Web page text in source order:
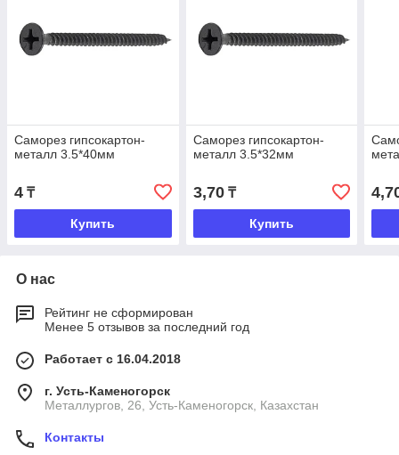
Саморез гипсокартон-
металл 3.5*40мм
4 ₸
Купить
Саморез гипсокартон-
металл 3.5*32мм
3,70₸
Купить
О нас
Рейтинг не сформирован
Менее 5 отзывов за последний год
Работает с 16.04.2018
г. Усть-Каменогорск
Металлургов, 26, Усть-Каменогорск, Казахстан
Контакты